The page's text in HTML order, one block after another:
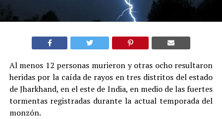
Al menos 12 personas murieron y otras ocho resultaron
heridas por la caída de rayos en tres distritos del estado
de Jharkhand, en el este de India, en medio de las fuertes
tormentas registradas durante la actual temporada del
monzón.